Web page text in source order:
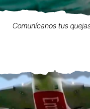
Comunícanos tus